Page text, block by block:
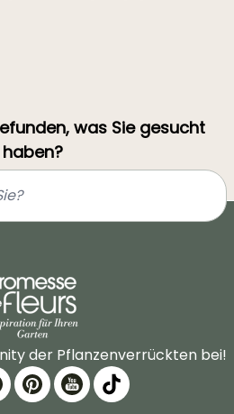
was Sie gesucht
haben?
der Pflanzenverrückten bei!